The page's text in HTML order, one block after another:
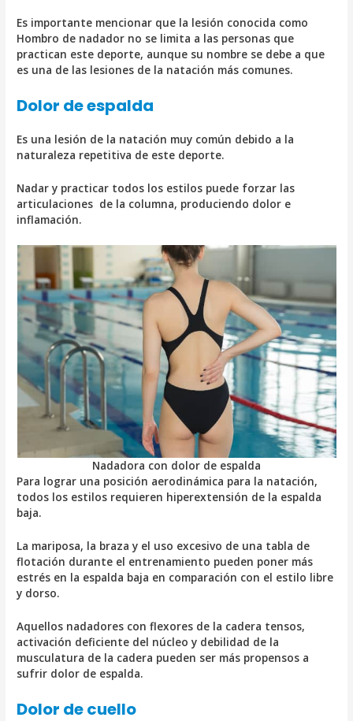
Es importante mencionar que la lesión conocida como
Hombro de nadador no se limita a las personas que
practican este deporte, aunque su nombre se debe a que
es una de las lesiones de la natación más comunes.
Dolor de espalda
Es una lesión de la natación muy común debido a la
naturaleza repetitiva de este deporte.
Nadar y practicar todos los estilos puede forzar las
articulaciones de la columna, produciendo dolor e
inflamación.
Nadadora con dolor de espalda
Para lograr una posición aerodinámica para la natación,
todos los estilos requieren hiperextensión de la espalda
baja.
La mariposa, la braza y el uso excesivo de una tabla de
flotación durante el entrenamiento pueden poner más
estrés en la espalda baja en comparación con el estilo libre
y dorso.
Aquellos nadadores con flexores de la cadera tensos,
activación deficiente del núcleo y debilidad de la
musculatura de la cadera pueden ser más propensos a
sufrir dolor de espalda.
Dolor de cuello